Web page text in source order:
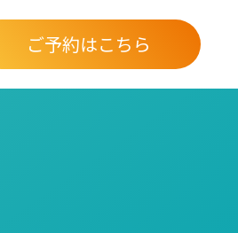
ご予約はこちら